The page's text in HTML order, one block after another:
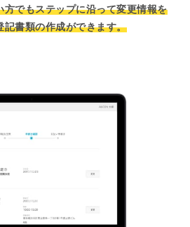
方でもステップに沿って変更情報を
記書類の作成ができます。